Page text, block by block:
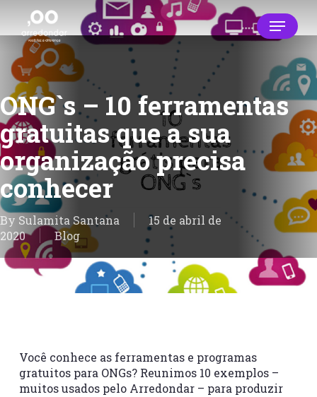
main
content
Menu
ONG`s – 10 ferramentas
gratuitas que a sua
organização precisa
conhecer
By Sulamita Santana
15 de abril de
2020
Blog
Você conhece as ferramentas e programas
gratuitos para ONGs? Reunimos 10 exemplos –
muitos usados pelo Arredondar – para produzir
Close
Menu